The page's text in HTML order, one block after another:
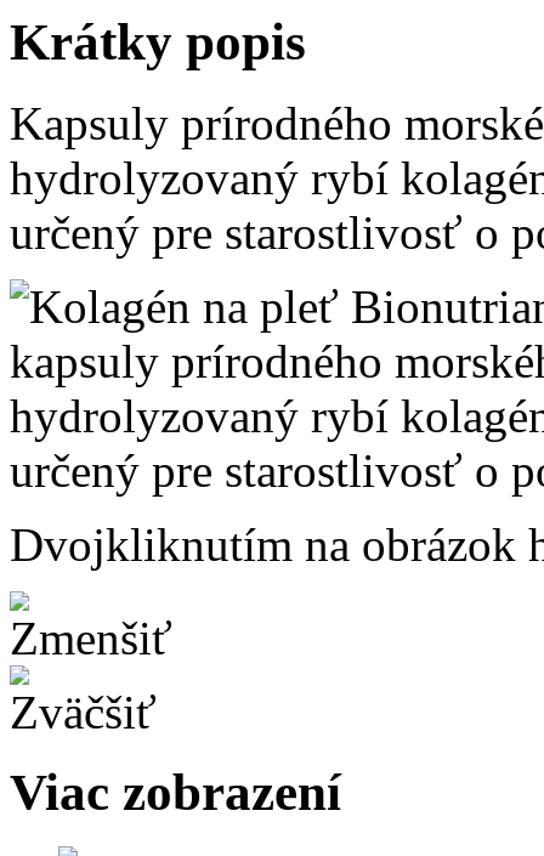
Krátky popis
Kapsuly prírodného
hydrolyzovaný rybí
určený pre starostlivosť o
Dvojkliknutím na obrázok
Viac zobrazení